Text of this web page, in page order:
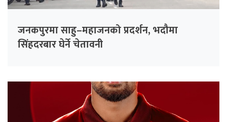
जनकपुरमा साहु–महाजनको प्रदर्शन, भदौमा
सिंहदरबार घेर्ने चेतावनी